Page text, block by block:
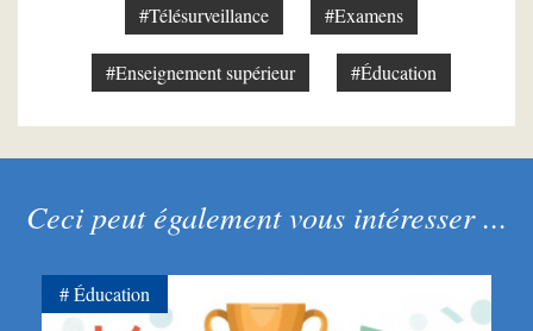
#Télésurveillance #Examens
#Enseignement supérieur #Éducation
Ceci peut également vous intéresser ...
Éducation